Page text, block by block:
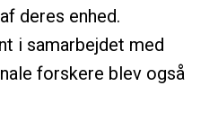
deres enhed.
i samarbejdet med
forskere blev også